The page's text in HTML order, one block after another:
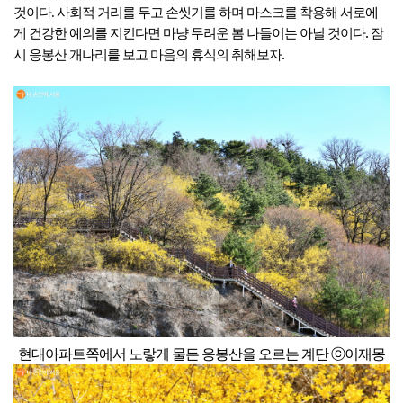
것이다.사회적 거리를 두고 손씻기를 하며 마스크를 착용해 서로에
게 건강한 예의를 지킨다면 마냥 두려운 봄 나들이는 아닐 것이다. 잠
시 응봉산 개나리를 보고 마음의 휴식의 취해보자.
현대아파트쪽에서 노랗게 물든 응봉산을 오르는 계단 ⓒ이재몽